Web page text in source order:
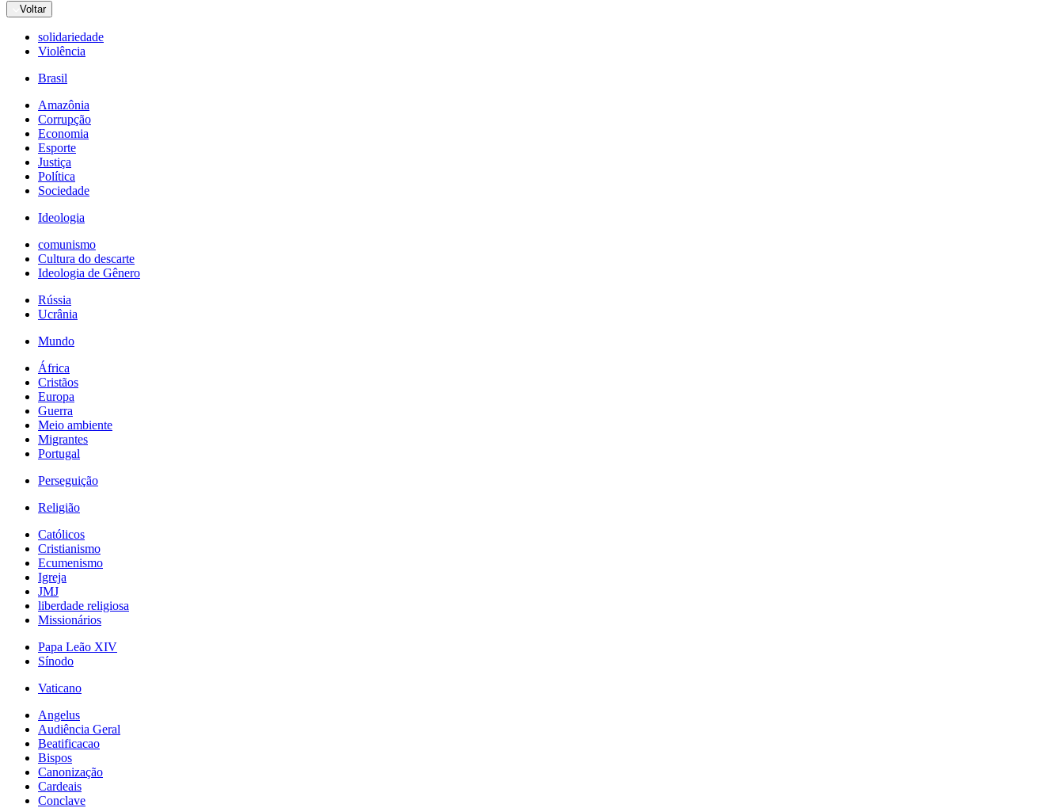
Voltar
solidariedade
Violência
Brasil
Amazônia
Corrupção
Economia
Esporte
Justiça
Política
Sociedade
Ideologia
comunismo
Cultura do descarte
Ideologia de Gênero
Rússia
Ucrânia
Mundo
África
Cristãos
Europa
Guerra
Meio ambiente
Migrantes
Portugal
Perseguição
Religião
Católicos
Cristianismo
Ecumenismo
Igreja
JMJ
liberdade religiosa
Missionários
Papa Leão XIV
Sínodo
Vaticano
Angelus
Audiência Geral
Beatificacao
Bispos
Canonização
Cardeais
Conclave